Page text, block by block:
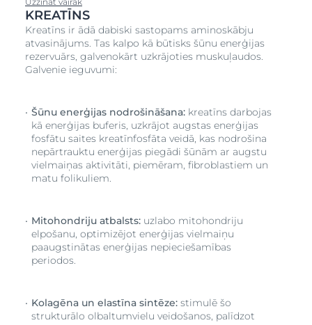
Piešķir manai ādai jauneklīgāku izskatu
89%
Mana āda jūtas ievērojami tvirtāka
92%
98%
Piešķir ādai starojošu izskatu
Novērš ādas blāvo un nogurušo izskatu
rezultāti pēc 4 nedēļu lietošanas
KREATĪNS
Kreatīns ir ādā dabiski sastopams aminoskābju
atvasinājums. Tas kalpo kā būtisks šūnu enerģijas
rezervuārs, galvenokārt uzkrājoties muskuļaudos.
Galvenie ieguvumi:
Šūnu enerģijas nodrošināšana: kreatīns darbojas
kā enerģijas buferis, uzkrājot augstas enerģijas
fosfātu saites kreatīnfosfāta veidā, kas nodrošina
nepārtrauktu enerģijas piegādi šūnām ar augstu
vielmaiņas aktivitāti, piemēram, fibroblastiem un
matu folikuliem.
Mitohondriju atbalsts: uzlabo mitohondriju
elpošanu, optimizējot enerģijas vielmaiņu
paaugstinātas enerģijas nepieciešamības
periodos.
Kolagēna un elastīna sintēze: stimulē šo
strukturālo olbaltumvielu veidošanos, palīdzot